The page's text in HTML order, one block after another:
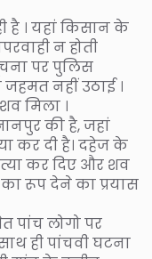
है । यहां किसान के
न होती
पर पुलिस
नहीं उठाई ।
मिला ।
की है, जहां
कर दी है। दहेज के
कर दिए और शव
रूप देने का प्रयास
पांच लोगो पर
ही पांचवी घटना